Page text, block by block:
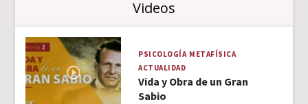
Videos
PSICOLOGÍA METAFÍSICA
ACTUALIDAD
Vida y Obra de un Gran
Sabio